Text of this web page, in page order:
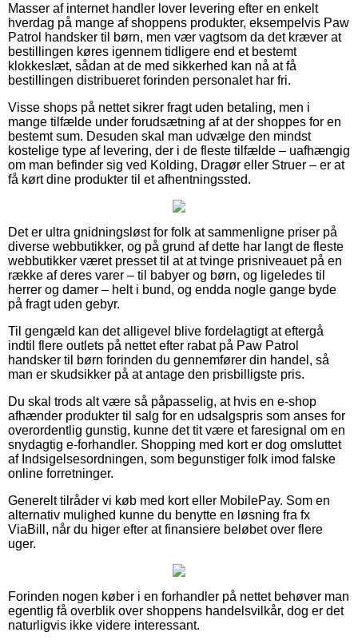
Masser af internet handler lover levering efter en enkelt
hverdag på mange af shoppens produkter, eksempelvis Paw
Patrol handsker til børn, men vær vagtsom da det kræver at
bestillingen køres igennem tidligere end et bestemt
klokkeslæt, sådan at de med sikkerhed kan nå at få
bestillingen distribueret forinden personalet har fri.
Visse shops på nettet sikrer fragt uden betaling, men i
mange tilfælde under forudsætning af at der shoppes for en
bestemt sum. Desuden skal man udvælge den mindst
kostelige type af levering, der i de fleste tilfælde – uafhængig
om man befinder sig ved Kolding, Dragør eller Struer – er at
få kørt dine produkter til et afhentningssted.
Det er ultra gnidningsløst for folk at sammenligne priser på
diverse webbutikker, og på grund af dette har langt de fleste
webbutikker været presset til at at tvinge prisniveauet på en
række af deres varer – til babyer og børn, og ligeledes til
herrer og damer – helt i bund, og endda nogle gange byde
på fragt uden gebyr.
Til gengæld kan det alligevel blive fordelagtigt at eftergå
indtil flere outlets på nettet efter rabat på Paw Patrol
handsker til børn forinden du gennemfører din handel, så
man er skudsikker på at antage den prisbilligste pris.
Du skal trods alt være så påpasselig, at hvis en e-shop
afhænder produkter til salg for en udsalgspris som anses for
overordentlig gunstig, kunne det tit være et faresignal om en
snydagtig e-forhandler. Shopping med kort er dog omsluttet
af Indsigelsesordningen, som begunstiger folk imod falske
online forretninger.
Generelt tilråder vi køb med kort eller MobilePay. Som en
alternativ mulighed kunne du benytte en løsning fra fx
ViaBill, når du higer efter at finansiere beløbet over flere
uger.
Forinden nogen køber i en forhandler på nettet behøver man
egentlig få overblik over shoppens handelsvilkår, dog er det
naturligvis ikke videre interessant.